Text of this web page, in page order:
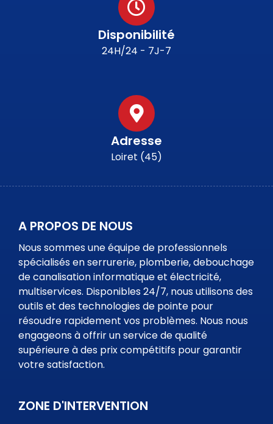
Disponibilité
24H/24 - 7J-7
Adresse
Loiret (45)
A PROPOS DE NOUS
Nous sommes une équipe de professionnels
spécialisés en serrurerie, plomberie, debouchage
de canalisation informatique et électricité,
multiservices. Disponibles 24/7, nous utilisons des
outils et des technologies de pointe pour
résoudre rapidement vos problèmes. Nous nous
engageons à offrir un service de qualité
supérieure à des prix compétitifs pour garantir
votre satisfaction.
ZONE D'INTERVENTION